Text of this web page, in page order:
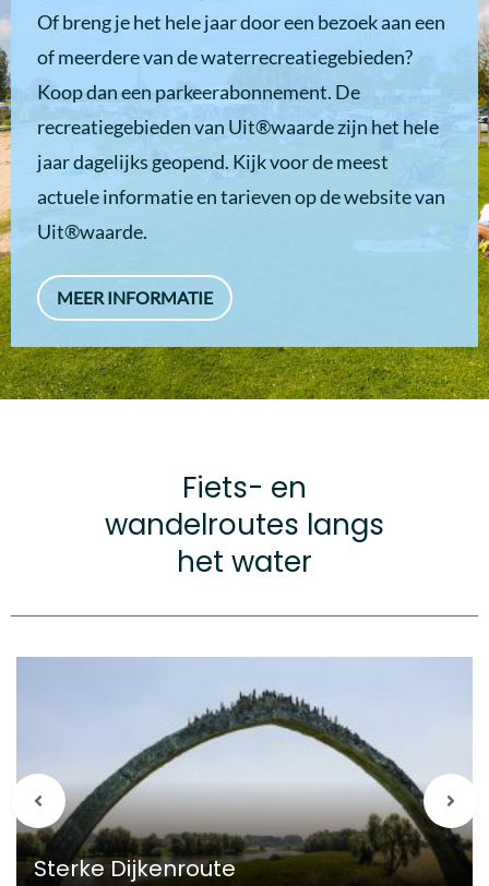
Of breng je het hele jaar door een bezoek aan een
of meerdere van de waterrecreatiegebieden?
Koop dan een parkeerabonnement. De
recreatiegebieden van Uit®waarde zijn het hele
jaar dagelijks geopend. Kijk voor de meest
actuele informatie en tarieven op de website van
Uit®waarde.
MEER INFORMATIE
Fiets- en
wandelroutes langs
het water
Vorige
berichten
Sterke Dijkenroute